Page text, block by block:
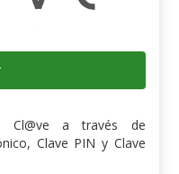
Cl@ve a través de
Clave PIN y Clave